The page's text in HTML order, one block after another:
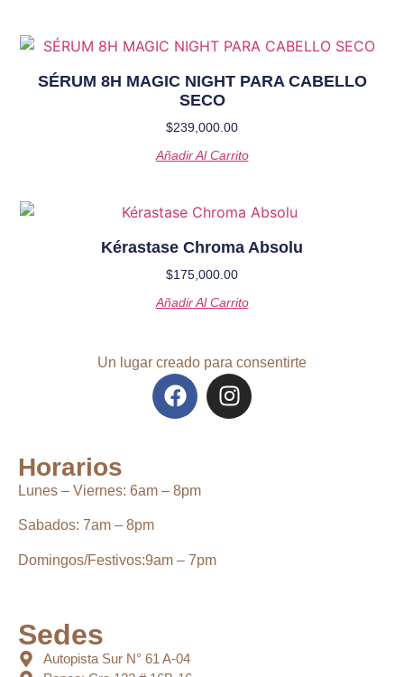
SÉRUM 8H MAGIC NIGHT PARA CABELLO
SECO
$239,000.00
Añadir Al Carrito
Kérastase Chroma Absolu
$175,000.00
Añadir Al Carrito
Un lugar creado para consentirte
Horarios
Lunes – Viernes: 6am – 8pm
Sabados: 7am – 8pm
Domingos/Festivos:9am – 7pm
Sedes
Autopista Sur N° 61 A-04